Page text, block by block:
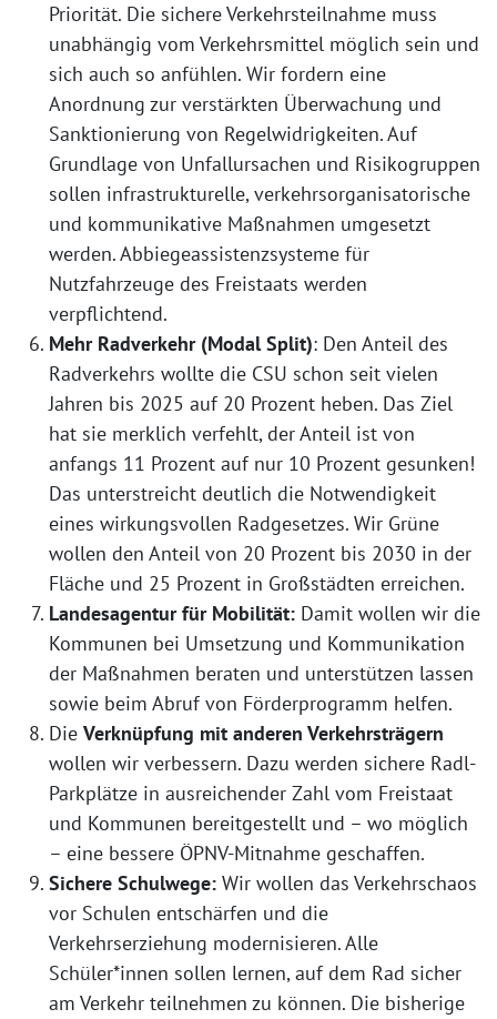
Priorität. Die sichere Verkehrsteilnahme muss
unabhängig vom Verkehrsmittel möglich sein und
sich auch so anfühlen. Wir fordern eine
Anordnung zur verstärkten Überwachung und
Sanktionierung von Regelwidrigkeiten. Auf
Grundlage von Unfallursachen und Risikogruppen
sollen infrastrukturelle, verkehrsorganisatorische
und kommunikative Maßnahmen umgesetzt
werden. Abbiegeassistenzsysteme für
Nutzfahrzeuge des Freistaats werden
verpflichtend.
Mehr Radverkehr (Modal Split): Den Anteil des
Radverkehrs wollte die CSU schon seit vielen
Jahren bis 2025 auf 20 Prozent heben. Das Ziel
hat sie merklich verfehlt, der Anteil ist von
anfangs 11 Prozent auf nur 10 Prozent gesunken!
Das unterstreicht deutlich die Notwendigkeit
eines wirkungsvollen Radgesetzes. Wir Grüne
wollen den Anteil von 20 Prozent bis 2030 in der
Fläche und 25 Prozent in Großstädten erreichen.
Landesagentur für Mobilität: Damit wollen wir die
Kommunen bei Umsetzung und Kommunikation
der Maßnahmen beraten und unterstützen lassen
sowie beim Abruf von Förderprogramm helfen.
Die Verknüpfung mit anderen Verkehrsträgern
wollen wir verbessern. Dazu werden sichere Radl-
Parkplätze in ausreichender Zahl vom Freistaat
und Kommunen bereitgestellt und – wo möglich
– eine bessere ÖPNV-Mitnahme geschaffen.
Sichere Schulwege: Wir wollen das Verkehrschaos
vor Schulen entschärfen und die
Verkehrserziehung modernisieren. Alle
Schüler*innen sollen lernen, auf dem Rad sicher
am Verkehr teilnehmen zu können. Die bisherige